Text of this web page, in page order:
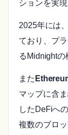
ションを実現
2025年には、
ており、プ
るMidnightの
また
マップに含
したDeFiへ
複数のブロ